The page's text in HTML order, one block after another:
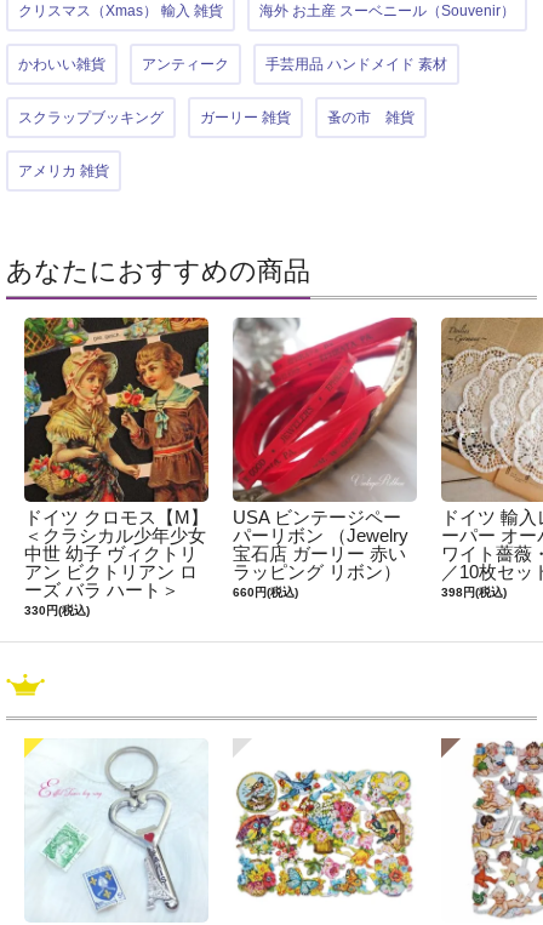
クリスマス（Xmas） 輸入 雑貨 海外 お土産 スーベニール（Souvenir）
かわいい雑貨 アンティーク 手芸用品 ハンドメイド 素材
スクラップブッキング ガーリー 雑貨 蚤の市 雑貨
アメリカ 雑貨
あなたにおすすめの商品
ドイツ クロモス【M】
＜クラシカル少年少女
中世 幼子 ヴィクトリ
アン ビクトリアン ロ
ーズ バラ ハート＞
330円(税込)
USA ビンテージペー
パーリボン （Jewelry
宝石店 ガーリー 赤い
ラッピング リボン）
660円(税込)
ドイツ 輸
ーパー オー
ワイト薔薇
／10枚セッ
398円(税込)